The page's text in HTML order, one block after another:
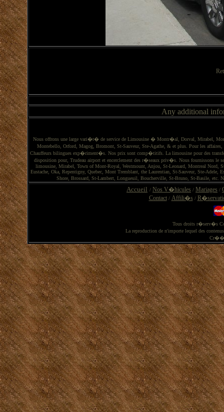
Any additional
Nous offrons une large vari�t� de service de Limousine � Montr�al, Dorval, Mirabel,
Montebello, Orford, Magog, Bromont, St-Sauveur, Ste-Agathe, & et plus. Pour les
Chauffeurs bilingues exp�riment�s. Nos prix sont comp�titifs. La limousine pour des
disposition pour, Trudeau airport et encerclement des r�seaux priv�s. Nous fournissons
limousine, Mirabel, Town of Mont-Royal, Westmount, Anjou, St-Leonard, Montreal Nord,
Eustache, Oka, Repentigny, Quebec, Mont Tremblant, the Laurentian, St-Sauveur, Ste-
Shore, Brossard, St-Lambert, Longueuil, Boucherville, St-Bruno, St-Basile,
Accueil / Nos V�hicules / Mariages /
Contact/ Affili�s /
Tous droits r�serv�s
La reproduction de n'importe lequel des
Cr��